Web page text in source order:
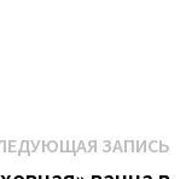
ЗАПИСЬ